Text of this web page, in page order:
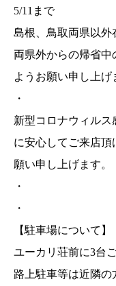
5/11まで
島根、鳥取両県以外
両県外からの帰省
ようお願い申し上げ
・
新型コロナウィル
に安心してご来店
願い申し上げます。
・
・
【駐車場について】
ユーカリ荘前に3台
路上駐車等は近隣